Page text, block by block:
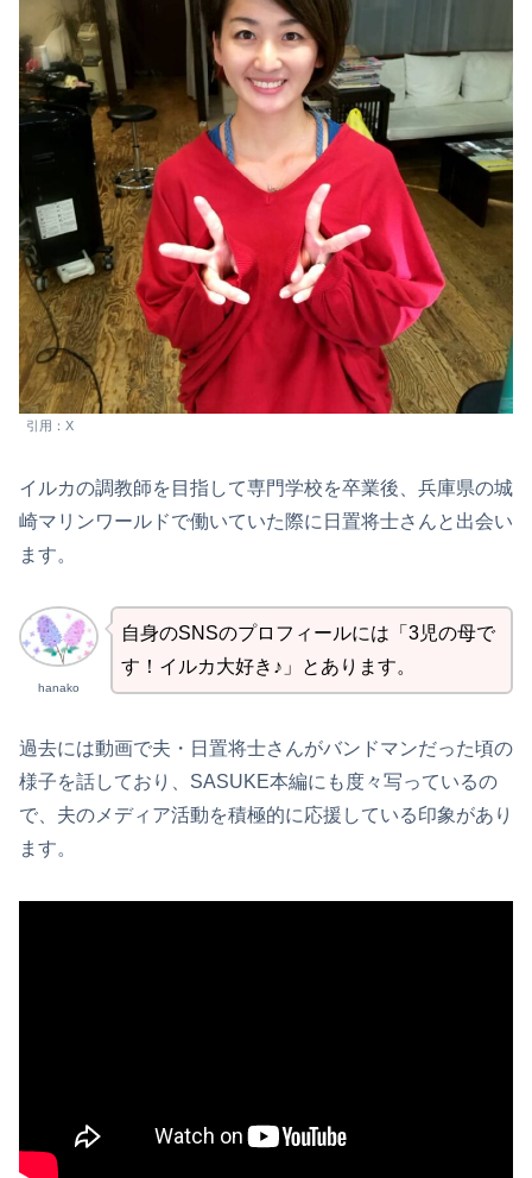
引用：X
イルカの調教師を目指して専門学校を卒業後、兵庫県の城
崎マリンワールドで働いていた際に日置将士さんと出会い
ます。
hanako
自身のSNSのプロフィールには「3児の母で
す！イルカ大好き♪」とあります。
過去には動画で夫・日置将士さんがバンドマンだった頃の
様子を話しており、SASUKE本編にも度々写っているの
で、夫のメディア活動を積極的に応援している印象があり
ます。